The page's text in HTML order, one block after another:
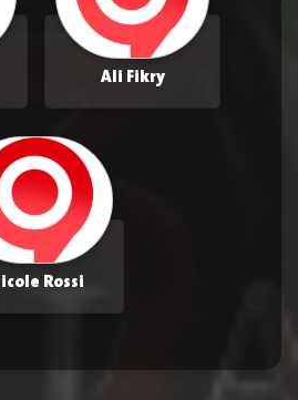
Ali Fikry
Rossi